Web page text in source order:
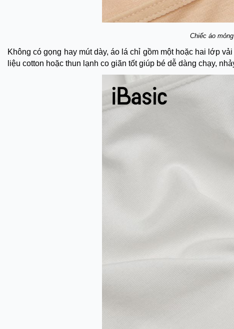
Chiếc áo
Không có gọng hay mút dày, áo lá chỉ gồm một hoặc hai lớp
liệu cotton hoặc thun lạnh co giãn tốt giúp bé dễ dàng chạy,